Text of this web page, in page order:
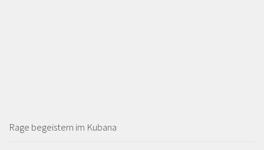
Rage begeistern im Kubana